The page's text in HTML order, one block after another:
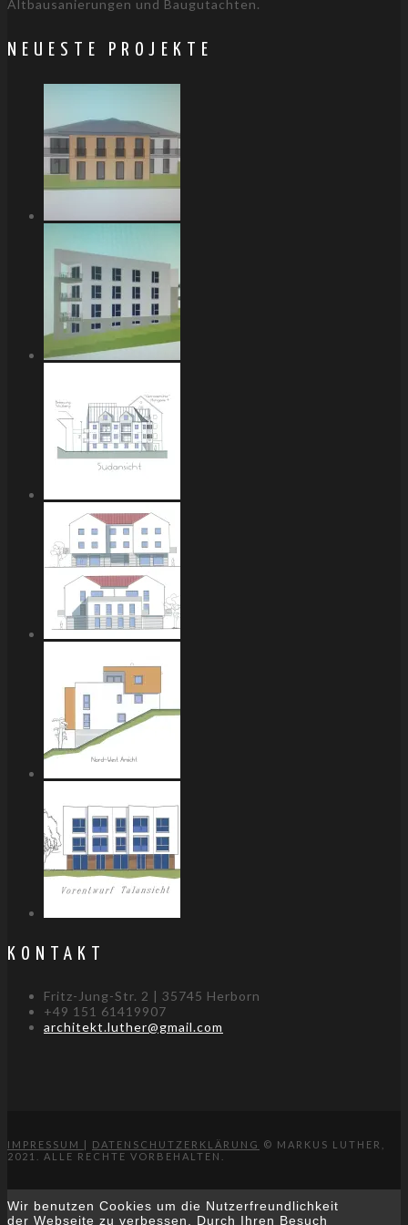
Altbausanierungen und Baugutachten.
NEUESTE PROJEKTE
KONTAKT
Fritz-Jung-Str. 2 | 35745 Herborn
+49 151 61419907
architekt.luther@gmail.com
IMPRESSUM | DATENSCHUTZERKLÄRUNG
© MARKUS LUTHER,
2021. ALLE RECHTE VORBEHALTEN.
Wir benutzen Cookies um die Nutzerfreundlichkeit
der Webseite zu verbessen. Durch Ihren Besuch